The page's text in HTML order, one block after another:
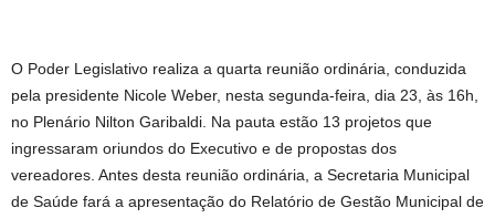
O Poder Legislativo realiza a quarta reunião ordinária, conduzida
pela presidente Nicole Weber, nesta segunda-feira, dia 23, às 16h,
no Plenário Nilton Garibaldi. Na pauta estão 13 projetos que
ingressaram oriundos do Executivo e de propostas dos
vereadores. Antes desta reunião ordinária, a Secretaria Municipal
de Saúde fará a apresentação do Relatório de Gestão Municipal de